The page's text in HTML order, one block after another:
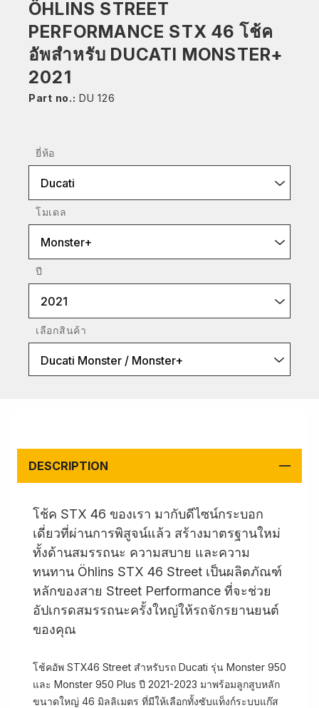
ÖHLINS STREET
PERFORMANCE STX 46 โช้ค
อัพสำหรับ DUCATI MONSTER+
2021
Part no.: DU 126
ยี่ห้อ
Ducati
โมเดล
Monster+
ปี
2021
เลือกสินค้า
Ducati Monster / Monster+
DESCRIPTION
โช้ค STX 46 ของเรา มากับดีไซน์กระบอก
เดี่ยวที่ผ่านการพิสูจน์แล้ว สร้างมาตรฐานใหม่
ทั้งด้านสมรรถนะ ความสบาย และความ
ทนทาน Öhlins STX 46 Street เป็นผลิตภัณฑ์
หลักของสาย Street Performance ที่จะช่วย
อัปเกรดสมรรถนะครั้งใหญ่ให้รถจักรยานยนต์
ของคุณ
โช้คอัพ STX46 Street สำหรับรถ Ducati รุ่น Monster 950
และ Monster 950 Plus ปี 2021-2023 มาพร้อมลูกสูบหลัก
ขนาดใหญ่ 46 มิลลิเมตร ที่มีให้เลือกทั้งซับแท็งก์ระบบแก๊ส